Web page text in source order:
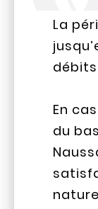
La
En
du